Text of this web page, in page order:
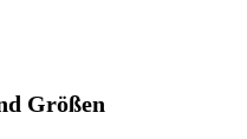
Größen